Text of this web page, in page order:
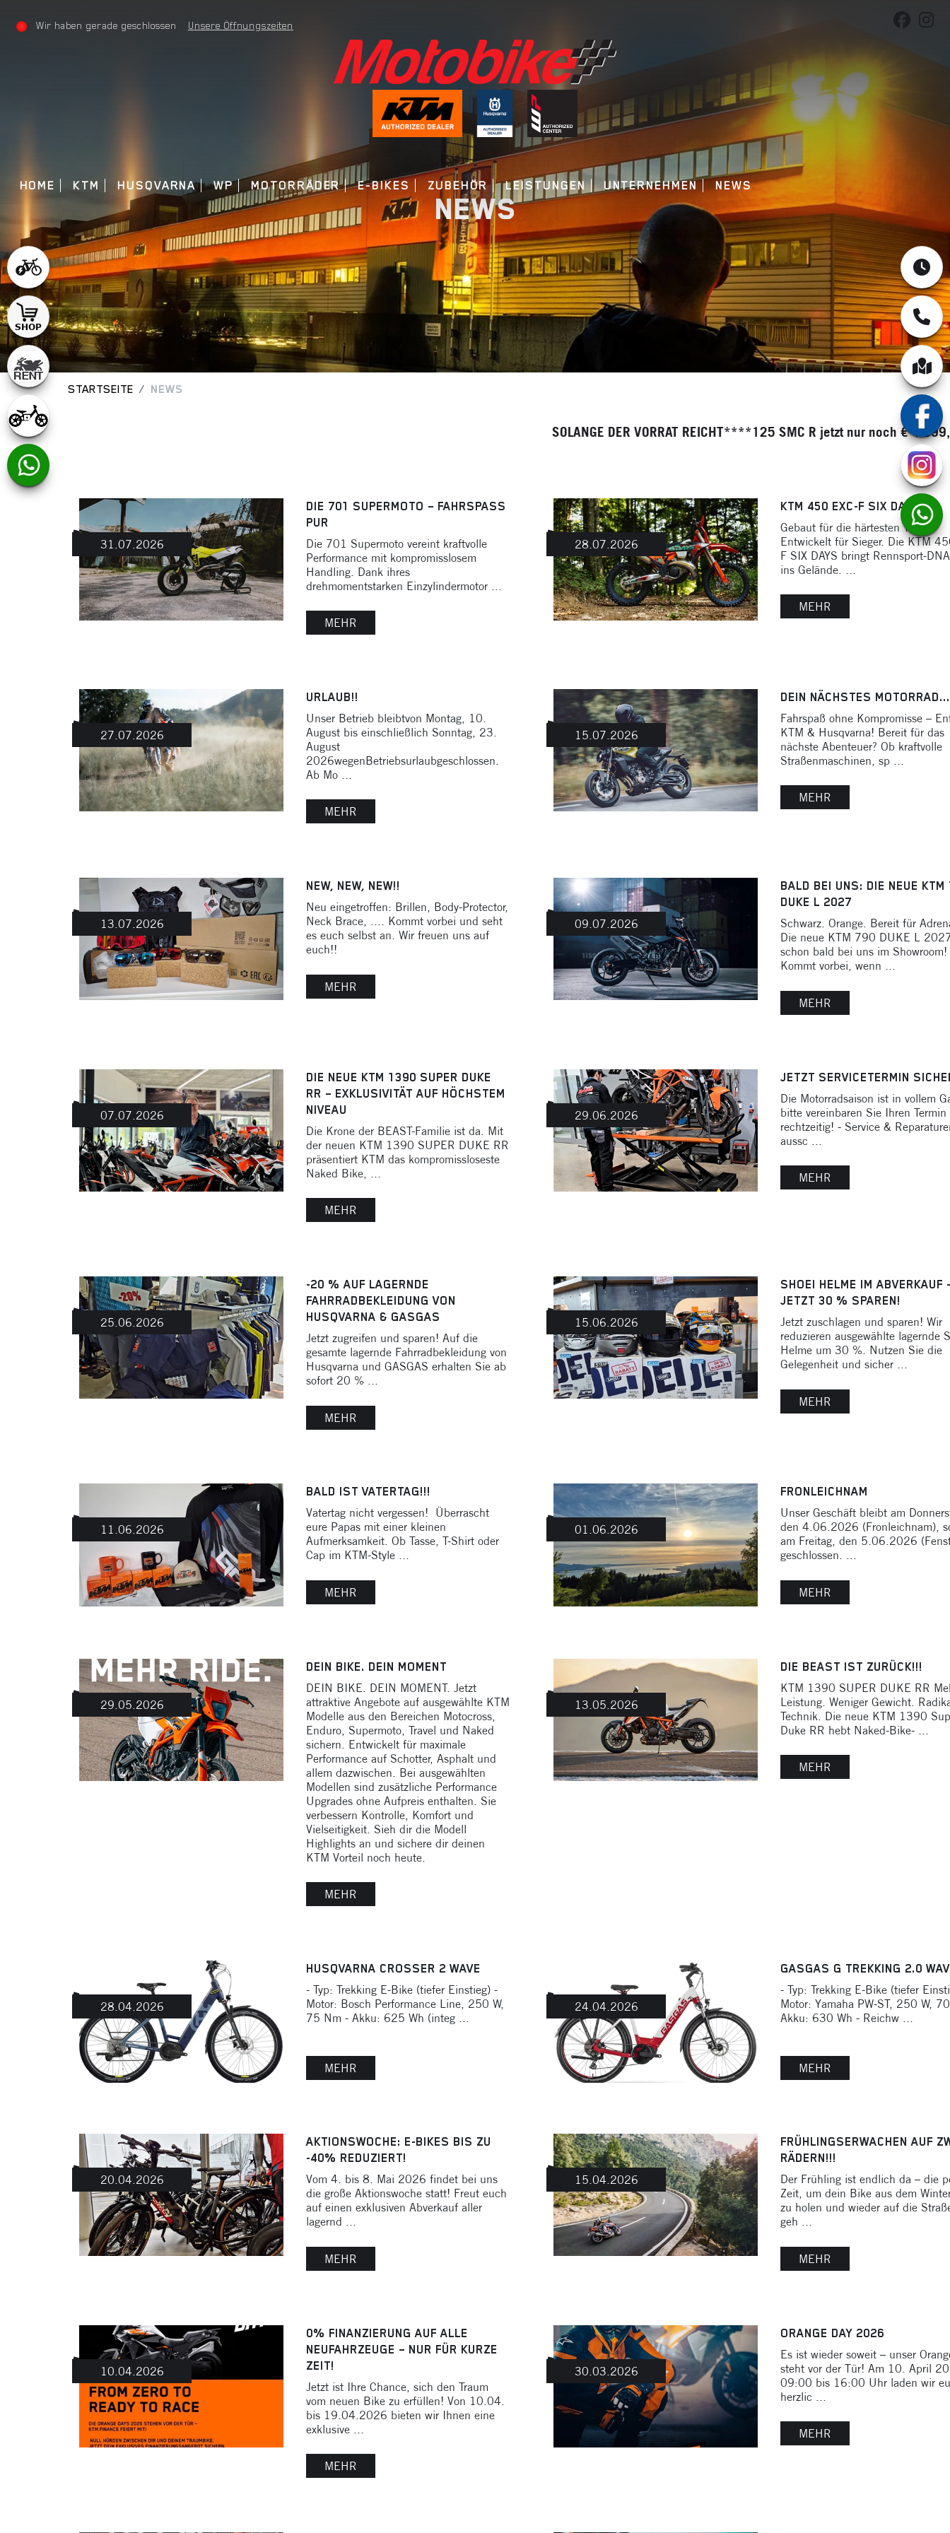
Wir haben gerade geschlossen Unsere Öffnungszeiten
HOME KTM HUSQVARNA WP MOTORRÄDER E-BIKES ZUBEHÖR LEISTUNGEN UNTERNEHMEN NEWS
NEWS
STARTSEITE NEWS
SOLANGE DER VORRAT REICHT****125 SMC R jetzt nur noch € 4.699,--****390
31.07.2026
DIE 701 SUPERMOTO – FAHRSPASS P
UR
Die 701 Supermoto vereint kraftvolle
Performance mit kompromisslosem
Handling. Dank ihres
drehmomentstarken Einzylindermotor ...
MEHR
28.07.2026
KTM 450 EXC-F SIX DAYS
Gebaut für die härtesten Trails.
Entwickelt für Sieger. Die KTM
F SIX DAYS bringt Rennsport-
ins Gelände. ...
MEHR
27.07.2026
URLAUB!!
Unser Betrieb bleibtvon Montag, 10.
August bis einschließlich Sonntag, 23.
August
2026wegenBetriebsurlaubgeschlossen.
Ab Mo ...
MEHR
15.07.2026
DEIN NÄCHSTES MOTORRAD...
Fahrspaß ohne Kompromisse –
KTM & Husqvarna! Bereit für das
nächste Abenteuer? Ob kraftvolle
Straßenmaschinen, sp ...
MEHR
13.07.2026
NEW, NEW, NEW!!
Neu eingetroffen: Brillen, Body-Protector,
Neck Brace, .... Kommt vorbei und seht
es euch selbst an. Wir freuen uns auf
euch!!
MEHR
09.07.2026
BALD BEI UNS: DIE NEUE KTM
DUKE L 2027
Schwarz. Orange. Bereit für
Die neue KTM 790 DUKE L
schon bald bei uns im Showroom!
Kommt vorbei, wenn ...
MEHR
07.07.2026
DIE NEUE KTM 1390 SUPER DUKE
RR – EXKLUSIVITÄT AUF HÖCHSTEM
NIVEAU
Die Krone der BEAST-Familie ist da. Mit
der neuen KTM 1390 SUPER DUKE RR
präsentiert KTM das kompromissloseste
Naked Bike, ...
MEHR
29.06.2026
JETZT SERVICETERMIN
Die Motorradsaison ist in vollem
bitte vereinbaren Sie Ihren Termin
rechtzeitig! - Service &
aussc ...
MEHR
25.06.2026
-20 % AUF LAGERNDE
FAHRRADBEKLEIDUNG VON
HUSQVARNA & GASGAS
Jetzt zugreifen und sparen! Auf die
gesamte lagernde Fahrradbekleidung von
Husqvarna und GASGAS erhalten Sie ab
sofort 20 % ...
MEHR
15.06.2026
SHOEI HELME IM ABVERKAUF
JETZT 30 % SPAREN!
Jetzt zuschlagen und sparen! Wir
reduzieren ausgewählte lagernde
Helme um 30 %. Nutzen Sie die
Gelegenheit und sicher ...
MEHR
11.06.2026
BALD IST VATERTAG!!!
Vatertag nicht vergessen! Überrascht
eure Papas mit einer kleinen
Aufmerksamkeit. Ob Tasse, T-Shirt oder
Cap im KTM-Style ...
MEHR
01.06.2026
FRONLEICHNAM
Unser Geschäft bleibt am
den 4.06.2026 (Fronleichnam),
am Freitag, den 5.06.2026
geschlossen. ...
MEHR
29.05.2026
DEIN BIKE. DEIN MOMENT
DEIN BIKE. DEIN MOMENT. Jetzt
attraktive Angebote auf ausgewählte KTM
Modelle aus den Bereichen Motocross,
Enduro, Supermoto, Travel und Naked
sichern. Entwickelt für maximale
Performance auf Schotter, Asphalt und
allem dazwischen. Bei ausgewählten
Modellen sind zusätzliche Performance
Upgrades ohne Aufpreis enthalten. Sie
verbessern Kontrolle, Komfort und
Vielseitigkeit. Sieh dir die Modell
Highlights an und sichere dir deinen
KTM Vorteil noch heute.
MEHR
13.05.2026
DIE BEAST IST ZURÜCK!!!
KTM 1390 SUPER DUKE RR
Leistung. Weniger Gewicht.
Technik. Die neue KTM 1390
Duke RR hebt Naked-Bike- ...
MEHR
28.04.2026
HUSQVARNA CROSSER 2 WAVE
- Typ: Trekking E-Bike (tiefer Einstieg) -
Motor: Bosch Performance Line, 250 W,
75 Nm - Akku: 625 Wh (integ ...
MEHR
24.04.2026
GASGAS G TREKKING 2.0
- Typ: Trekking E-Bike (tiefer
Motor: Yamaha PW-ST, 250 W,
Akku: 630 Wh - Reichw ...
MEHR
20.04.2026
AKTIONSWOCHE: E-BIKES BIS ZU
-40% REDUZIERT!
Vom 4. bis 8. Mai 2026 findet bei uns
die große Aktionswoche statt! Freut euch
auf einen exklusiven Abverkauf aller
lagernd ...
MEHR
15.04.2026
FRÜHLINGSERWACHEN AUF
RÄDERN!!!
Der Frühling ist endlich da – die
Zeit, um dein Bike aus dem
zu holen und wieder auf die
geh ...
MEHR
10.04.2026
0% FINANZIERUNG AUF ALLE
NEUFAHRZEUGE – NUR FÜR KURZE
ZEIT!
Jetzt ist Ihre Chance, sich den Traum
vom neuen Bike zu erfüllen! Von 10.04.
bis 19.04.2026 bieten wir Ihnen eine
exklusive ...
MEHR
30.03.2026
ORANGE DAY 2026
Es ist wieder soweit – unser
steht vor der Tür! Am 10. April
09:00 bis 16:00 Uhr laden wir
herzlic ...
MEHR